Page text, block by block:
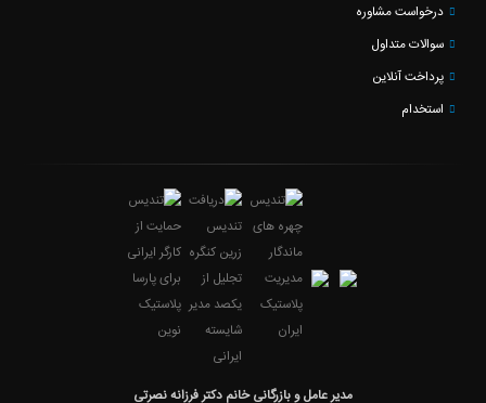
درخواست مشاوره
سوالات متداول
پرداخت آنلاین
استخدام
مدیر عامل و بازرگانی خانم دکتر فرزانه نصرتی